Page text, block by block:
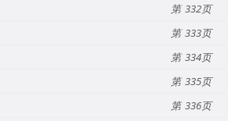
332
333
334
335
336